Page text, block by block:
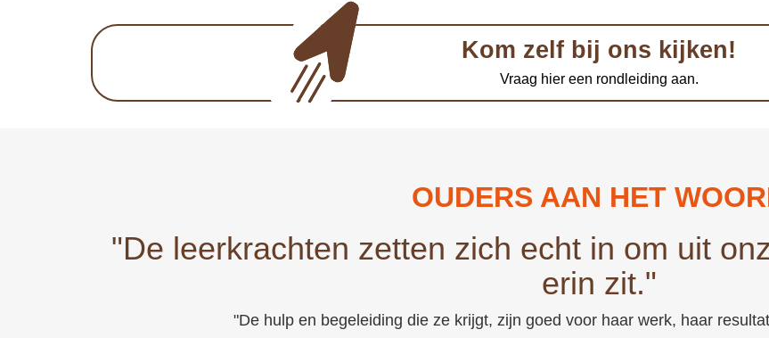
Kom zelf bij ons kijken!
Vraag hier een rondleiding aan.
OUDERS AAN HET
"De leerkrachten zetten zich echt in om uit
erin zit."
"De hulp en begeleiding die ze krijgt, zijn goed voor haar werk, haar